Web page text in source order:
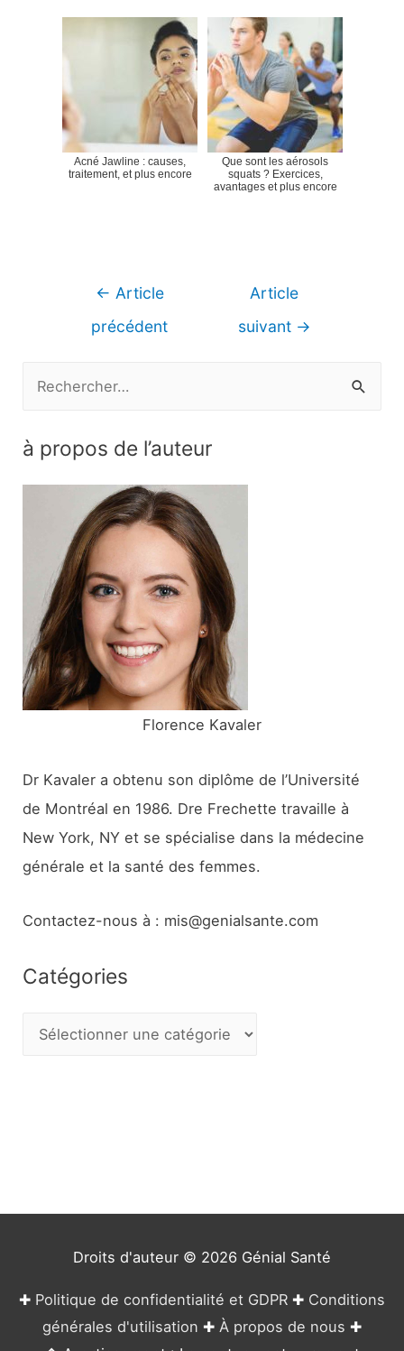
Acné Jawline : causes,
traitement, et plus encore
Que sont les aérosols
squats ? Exercices,
avantages et plus encore
Navigation
← Article
précédent
Article
suivant →
h
:
à propos de l’auteur
Florence Kavaler
Dr Kavaler a obtenu son diplôme de l’Université
de Montréal en 1986. Dre Frechette travaille à
New York, NY et se spécialise dans la médecine
générale et la santé des femmes.
Contactez-nous à : mis@genialsante.com
Catégories
Droits d'auteur © 2026 Génial Santé
✚ Politique de confidentialité et GDPR ✚ Conditions
générales d'utilisation ✚ À propos de nous ✚